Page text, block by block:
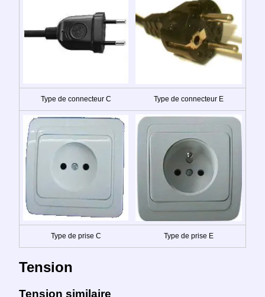
Type de connecteur C Type de connecteur E
Type de prise C Type de prise E
Tension
Tension similaire